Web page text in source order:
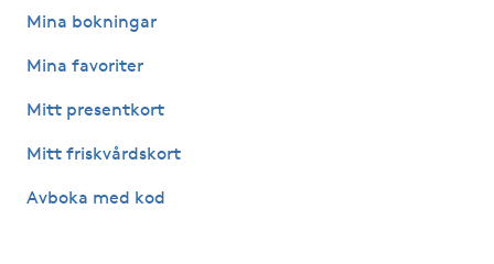
Hudvård
Hyaluronsyra
Hyperhidros
Mina bokningar
Mina favoriter
Mitt presentkort
Mitt friskvårdskort
Avboka med kod